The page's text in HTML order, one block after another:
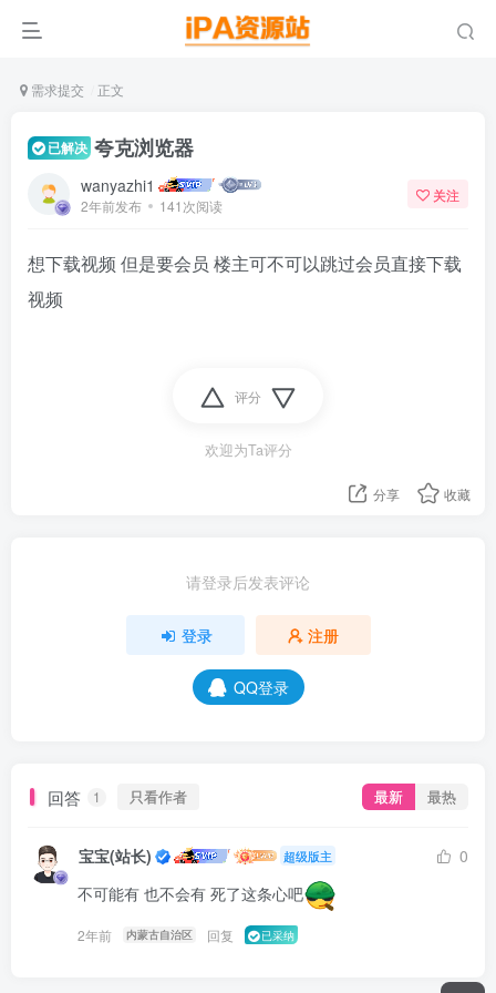
需求提交 正文
已解决 夸克浏览器
wanyazhi1
2年前发布 141次阅读
关注
想下载视频 但是要会员 楼主可不可以跳过会员直接下载
视频
评分
欢迎为Ta评分
分享 收藏
请登录后发表评论
登录 注册
QQ登录
回答 1 只看作者 最新 最热
宝宝(站长) 超级版主
0
不可能有 也不会有 死了这条心吧
2年前 内蒙古自治区 回复 已采纳